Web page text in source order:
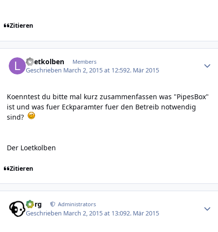
Zitieren
Loetkolben Members
Geschrieben March 2, 2015 at 12:592. Mär 2015
Koenntest du bitte mal kurz zusammenfassen was "PipesBox"
ist und was fuer Eckparamter fuer den Betreib notwendig
sind?
Der Loetkolben
Zitieren
borg Administrators
Geschrieben March 2, 2015 at 13:092. Mär 2015